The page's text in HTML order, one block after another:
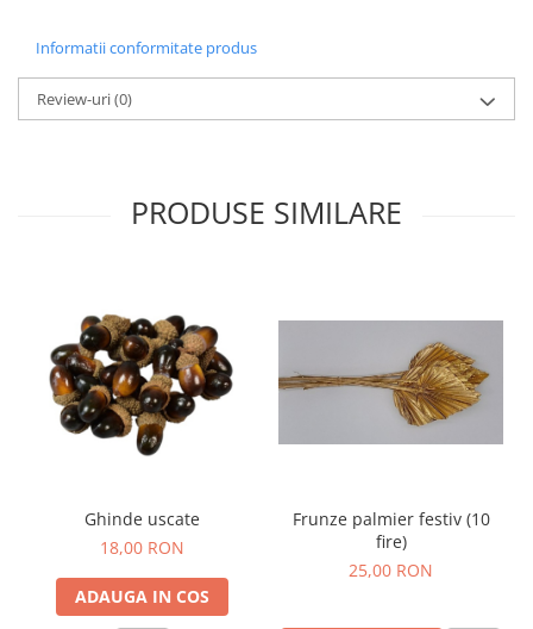
Informatii conformitate produs
Review-uri(0)
PRODUSE SIMILARE
Ghinde uscate
18,00 RON
ADAUGA IN COS
Frunze palmier festiv (10
fire)
25,00 RON